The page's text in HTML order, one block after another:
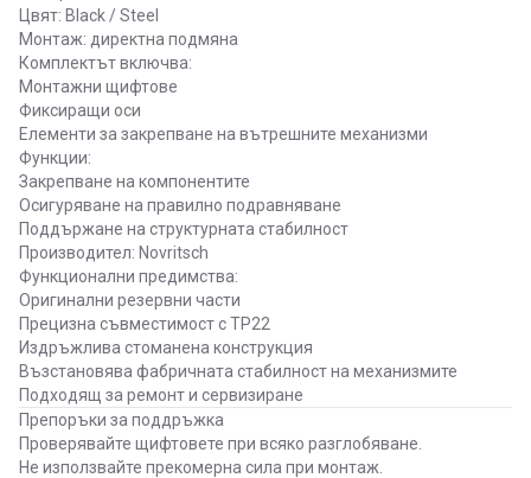
Цвят: Black / Steel
Монтаж: директна подмяна
Комплектът включва:
Монтажни щифтове
Фиксиращи оси
Елементи за закрепване на вътрешните механизми
Функции:
Закрепване на компонентите
Осигуряване на правилно подравняване
Поддържане на структурната стабилност
Производител: Novritsch
Функционални предимства:
Оригинални резервни части
Прецизна съвместимост с TP22
Издръжлива стоманена конструкция
Възстановява фабричната стабилност на механизмите
Подходящ за ремонт и сервизиране
Препоръки за поддръжка
Проверявайте щифтовете при всяко разглобяване.
Не използвайте прекомерна сила при монтаж.